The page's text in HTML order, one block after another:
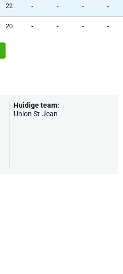
22 - - - -
20 - - - -
Huidige team:
Union St-Jean